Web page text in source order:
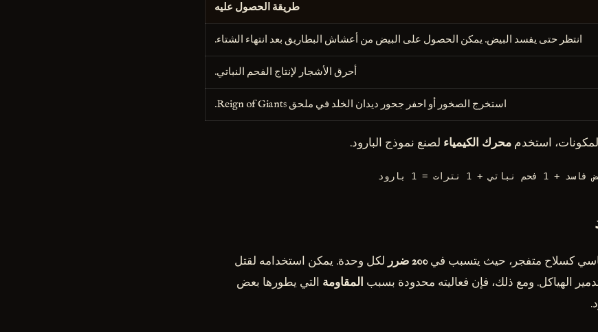
طريقة الحصول عليه
انتظر حتى يفسد البيض. يمكن الحصول على البيض من أعشاش البطاريق بعد انتهاء الشتاء.
أحرق الأشجار لإنتاج الفحم النباتي.
استخرج الصخور أو احفر جحور ديدان الخلد في ملحق Reign of Giants.
استخدم محرك الكيمياء لصنع نموذج البارود.
كسلاح متفجر، حيث يتسبب في200 ضرر
لكل وحدة. يمكن استخدامه لقتل
الهياكل. ومع ذلك، فإن فعاليته محدودة بسبب المقاومة التي يطورها بعض